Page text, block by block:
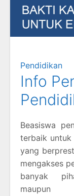
Pendidikan
Info
Beasiswa
terbaik untuk
yang
mengakses
banyak
maupun